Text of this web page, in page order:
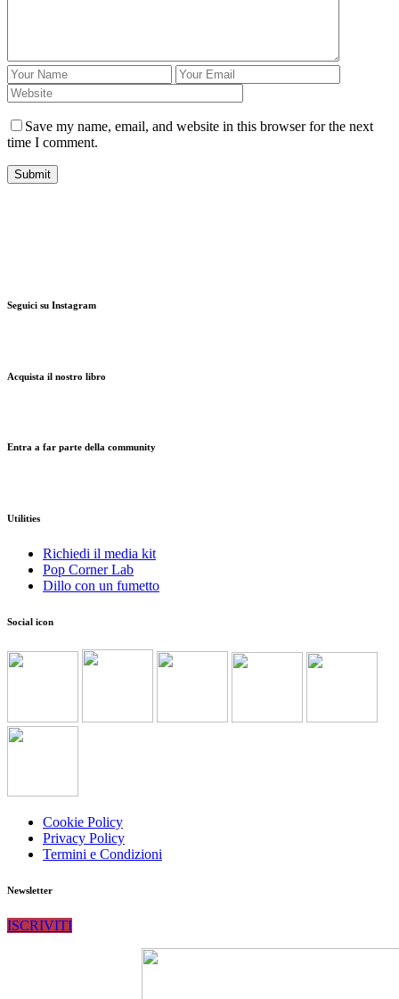
Save my name, email, and website in this browser for the next
time I comment.
Seguici su Instagram
Acquista il nostro libro
Entra a far parte della community
Utilities
Richiedi il media kit
Pop Corner Lab
Dillo con un fumetto
Social icon
Cookie Policy
Privacy Policy
Termini e Condizioni
Newsletter
ISCRIVITI